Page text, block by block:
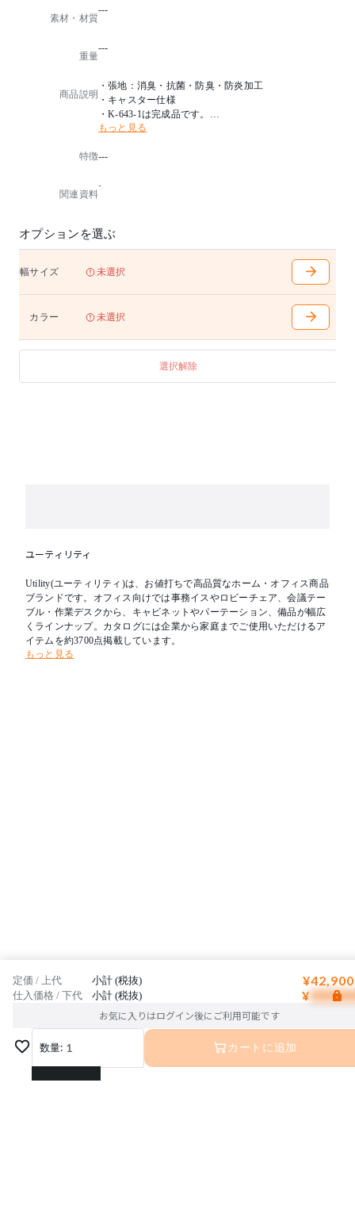
素材・材質
---
重量
---
商品説明
・張地：消臭・抗菌・防臭・防炎加工
・キャスター仕様
・K-643-1は完成品です。
もっと見る
特徴---
関連資料
-
オプションを選ぶ
幅サイズ 未選択
カラー 未選択
選択解除
ユーティリティ
Utility(ユーティリティ)は、お値打ちで高品質なホーム・オフィス商品
ブランドです。オフィス向けでは事務イスやロビーチェア、会議テー
ブル・作業デスクから、キャビネットやパーテーション、備品が幅広
くラインナップ。カタログには企業から家庭までご使用いただけるア
イテムを約3700点掲載しています。
もっと見る
定価 / 上代 小計 (税抜)
仕入価格 / 下代 小計 (税抜) ¥
お気に入りはログイン後にご利用可能です
数量: 1
1
カートに追加